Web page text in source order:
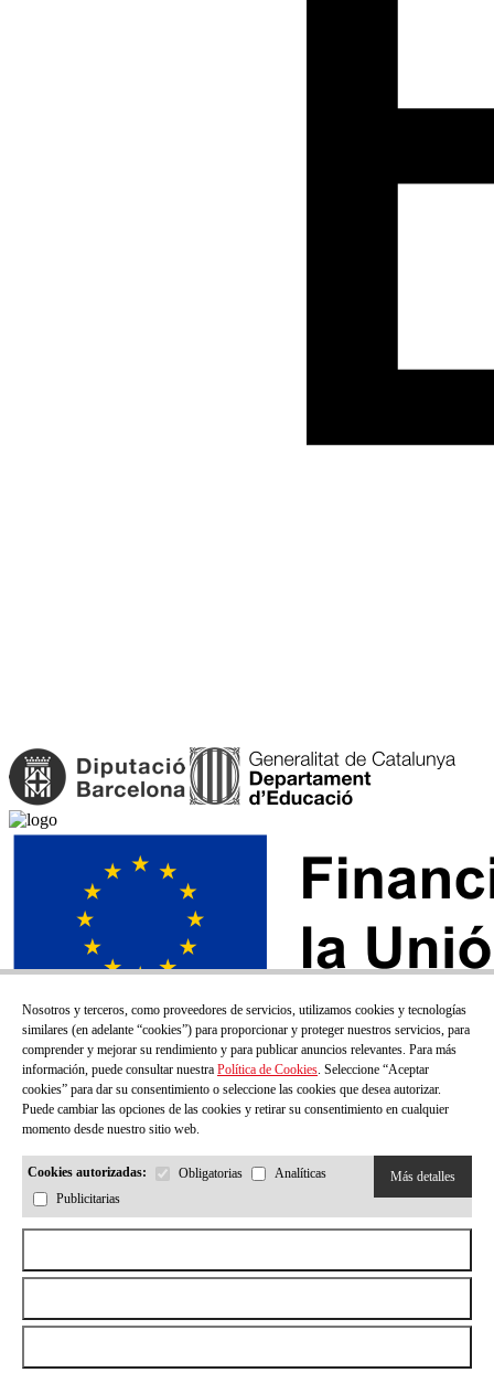
¡SUSCRÍBETE A NUESTRO BOLETÍN!
Correo electrónico
Nosotros y terceros, como proveedores de servicios, utilizamos cookies y tecnologías
similares (en adelante “cookies”) para proporcionar y proteger nuestros servicios, para
comprender y mejorar su rendimiento y para publicar anuncios relevantes. Para más
información, puede consultar nuestra Política de Cookies. Seleccione “Aceptar
cookies” para dar su consentimiento o seleccione las cookies que desea autorizar.
Puede cambiar las opciones de las cookies y retirar su consentimiento en cualquier
momento desde nuestro sitio web.
Cookies autorizadas: Obligatorias
Analíticas
Publicitarias
Más detalles